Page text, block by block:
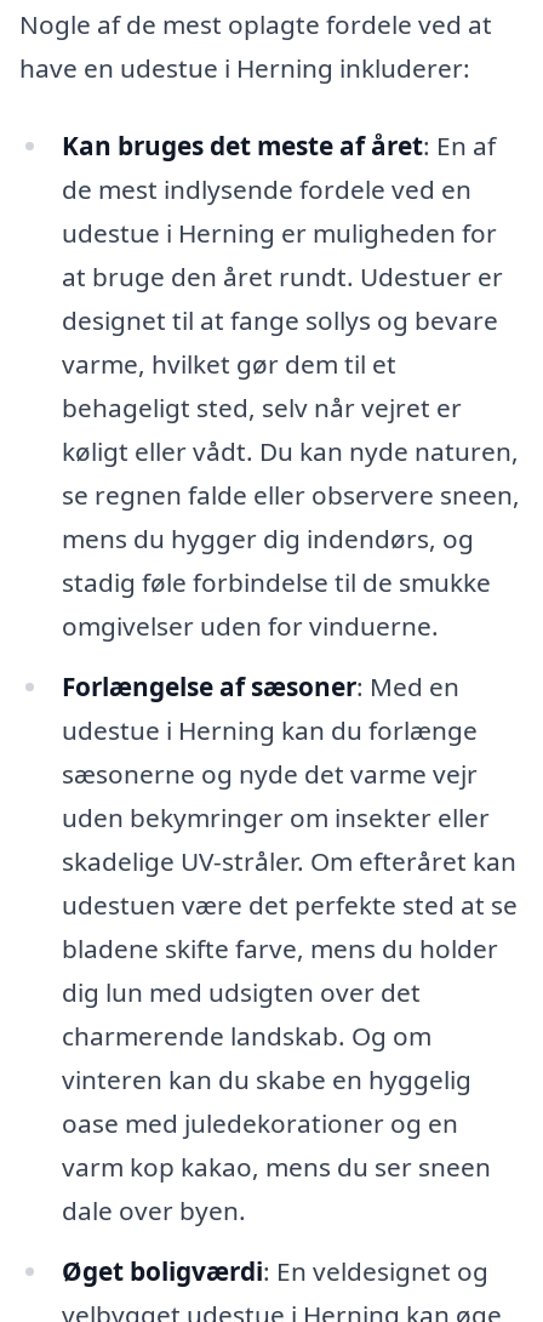
Nogle af de mest oplagte fordele ved at
have en udestue i Herning inkluderer:
Kan bruges det meste af året: En af
de mest indlysende fordele ved en
udestue i Herning er muligheden for
at bruge den året rundt. Udestuer er
designet til at fange sollys og bevare
varme, hvilket gør dem til et
behageligt sted, selv når vejret er
køligt eller vådt. Du kan nyde naturen,
se regnen falde eller observere sneen,
mens du hygger dig indendørs, og
stadig føle forbindelse til de smukke
omgivelser uden for vinduerne.
Forlængelse af sæsoner: Med en
udestue i Herning kan du forlænge
sæsonerne og nyde det varme vejr
uden bekymringer om insekter eller
skadelige UV-stråler. Om efteråret kan
udestuen være det perfekte sted at se
bladene skifte farve, mens du holder
dig lun med udsigten over det
charmerende landskab. Og om
vinteren kan du skabe en hyggelig
oase med juledekorationer og en
varm kop kakao, mens du ser sneen
dale over byen.
Øget boligværdi: En veldesignet og
velbygget udestue i Herning kan øge